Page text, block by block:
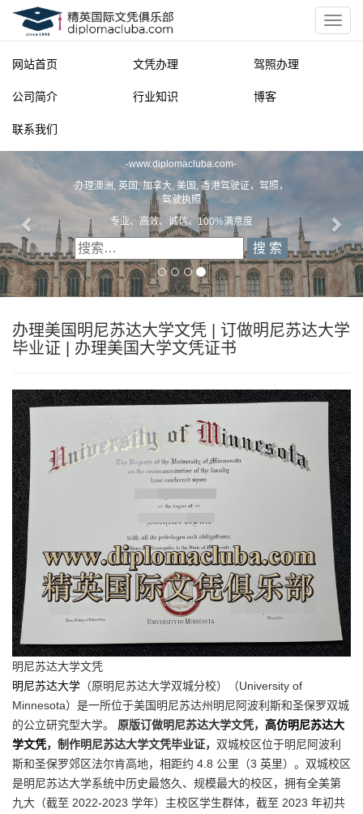
网站首页 文凭办理 驾照办理
公司简介 行业知识 博客
联系我们
-www.diplomacluba.com-
办理澳洲, 英国, 加拿大, 美国, 香港驾驶证，驾照，
驾驶执照
专业、高效、诚信、100%满意度
办理美国明尼苏达大学文凭 | 订做明尼苏达大学
毕业证 | 办理美国大学文凭证书
明尼苏达大学文凭
明尼苏达大学 （原明尼苏达大学双城分校）（University of
Minnesota）是一所位于美国明尼苏达州明尼阿波利斯和圣保罗双城
的公立研究型大学。 原版订做明尼苏达大学文凭， 高仿明尼苏达大
学文凭，制作明尼苏达大学文凭毕业证， 双城校区位于明尼阿波利
斯和圣保罗郊区法尔肯高地，相距约 4.8 公里（3 英里）。双城校区
是明尼苏达大学系统中历史最悠久、规模最大的校区，拥有全美第
九大（截至 2022-2023 学年）主校区学生群体，截至 2023 年初共